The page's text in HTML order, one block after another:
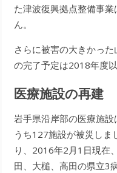
た津波復興拠点整備事
ん。
さらに被害の大きかっ
の完了予定は2018年度
医療施設の再建
岩手県沿岸部の医療施
うち127施設が被災しま
り、2016年2月1日現在
田、大槌、高田の県立3